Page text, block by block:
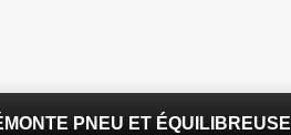
PNEU ET ÉQUILIBREUSE